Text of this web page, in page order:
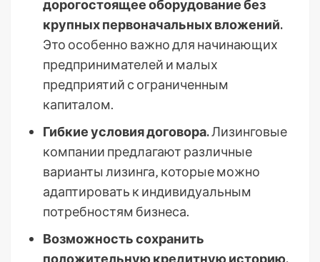
дорогостоящее оборудование без
крупных первоначальных вложений.
Это особенно важно для начинающих
предпринимателей и малых
предприятий с ограниченным
капиталом.
Гибкие условия договора.Лизинговые
компании предлагают различные
варианты лизинга‚ которые можно
адаптировать к индивидуальным
потребностям бизнеса.
Возможность сохранить
положительную кредитную историю.